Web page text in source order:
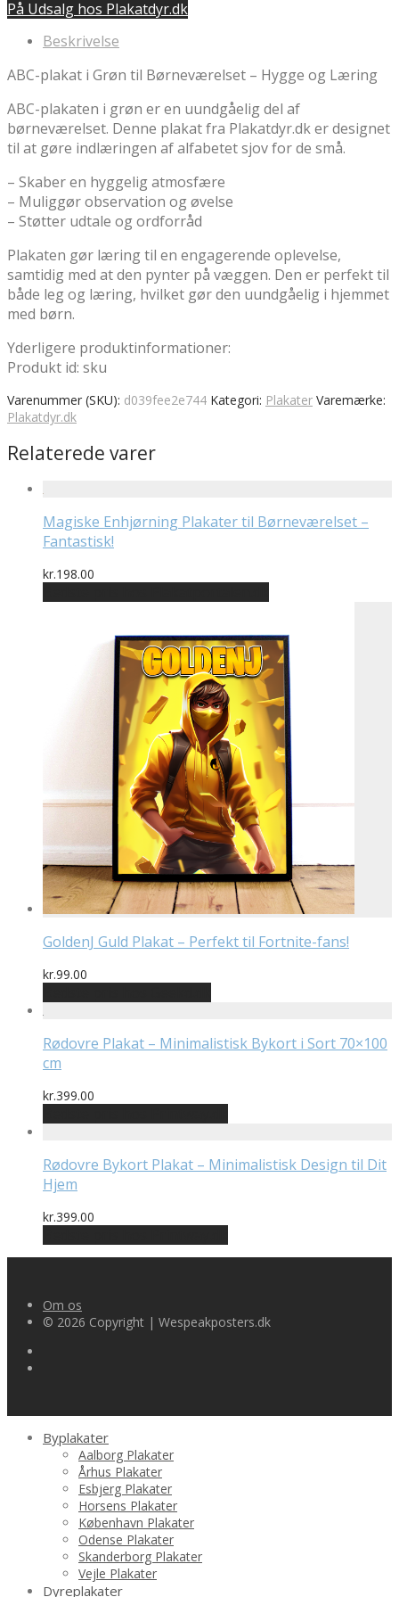
pris
kr.199.00.
pris
kr.169.15.
På Udsalg hos Plakatdyr.dk
Beskrivelse
ABC-plakat i Grøn til Børneværelset – Hygge og Læring
ABC-plakaten i grøn er en uundgåelig del af
børneværelset. Denne plakat fra Plakatdyr.dk er designet
til at gøre indlæringen af alfabetet sjov for de små.
– Skaber en hyggelig atmosfære
– Muliggør observation og øvelse
– Støtter udtale og ordforråd
Plakaten gør læring til en engagerende oplevelse,
samtidig med at den pynter på væggen. Den er perfekt til
både leg og læring, hvilket gør den uundgåelig i hjemmet
med børn.
Yderligere produktinformationer:
Produkt id: sku
Varenummer (SKU): d039fee2e744 Kategori: Plakater Varemærke:
Plakatdyr.dk
Relaterede varer
Magiske Enhjørning Plakater til Børneværelset –
Fantastisk!
kr.198.00
GoldenJ Guld Plakat – Perfekt til Fortnite-fans!
kr.99.00
Rødovre Plakat – Minimalistisk Bykort i Sort 70×100
cm
kr.399.00
Rødovre Bykort Plakat – Minimalistisk Design til Dit
Hjem
kr.399.00
Om os
© 2026 Copyright | Wespeakposters.dk
Byplakater
Aalborg Plakater
Århus Plakater
Esbjerg Plakater
Horsens Plakater
København Plakater
Odense Plakater
Skanderborg Plakater
Vejle Plakater
Dyreplakater